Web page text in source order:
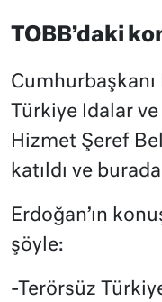
TOBB’daki
Türkiye Idalar
Hizmet Şeref
katıldı ve
Erdoğan’ın
şöyle:
-Terörsüz